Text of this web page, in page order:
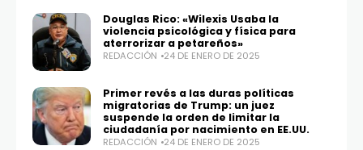
Douglas Rico: «Wilexis Usaba la
violencia psicológica y física para
aterrorizar a petareños»
REDACCIÓN 24 DE ENERO DE 2025
Primer revés a las duras políticas
migratorias de Trump: un juez
suspende la orden de limitar la
ciudadanía por nacimiento en EE.UU.
REDACCIÓN 24 DE ENERO DE 2025